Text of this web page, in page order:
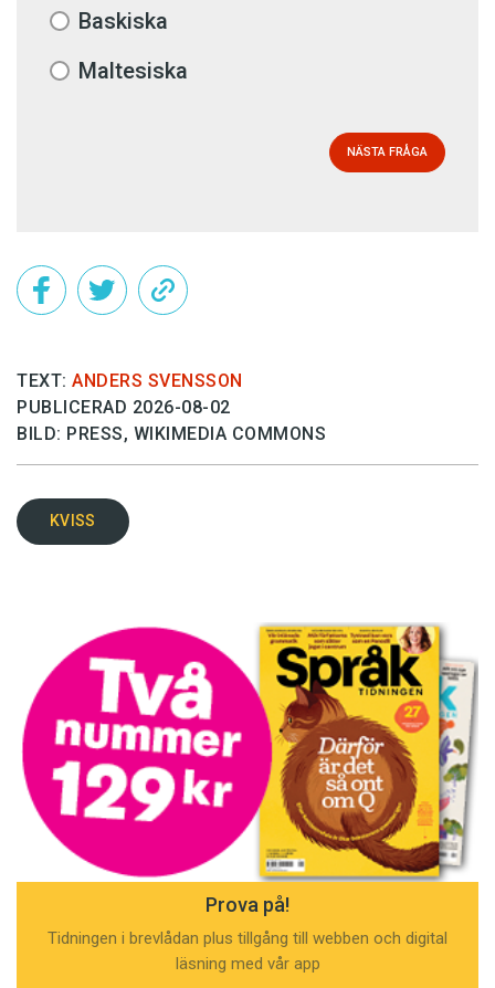
Baskiska
Maltesiska
NÄSTA FRÅGA
TEXT: ANDERS SVENSSON
PUBLICERAD 2026-08-02
BILD: PRESS, WIKIMEDIA COMMONS
KVISS
Prova på!
Tidningen i brevlådan plus tillgång till webben och digital
läsning med vår app